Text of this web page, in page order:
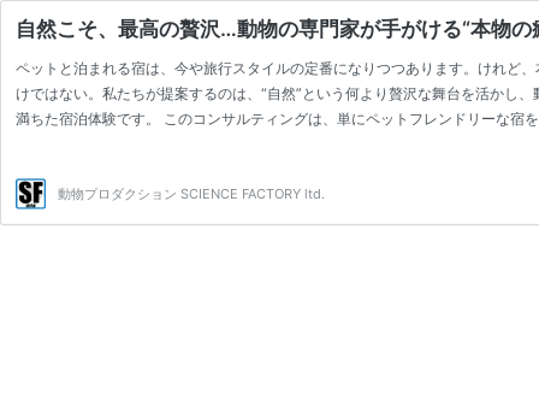
自然こそ、最高の贅沢…動物の専門家が手がける“本物
ペットと泊まれる宿は、今や旅行スタイルの定番になりつつあります。けれど
けではない。私たちが提案するのは、“自然”という何より贅沢な舞台を活かし
満ちた宿泊体験です。 このコンサルティングは、単にペットフレンドリーな宿
動物プロダクション SCIENCE FACTORY ltd.